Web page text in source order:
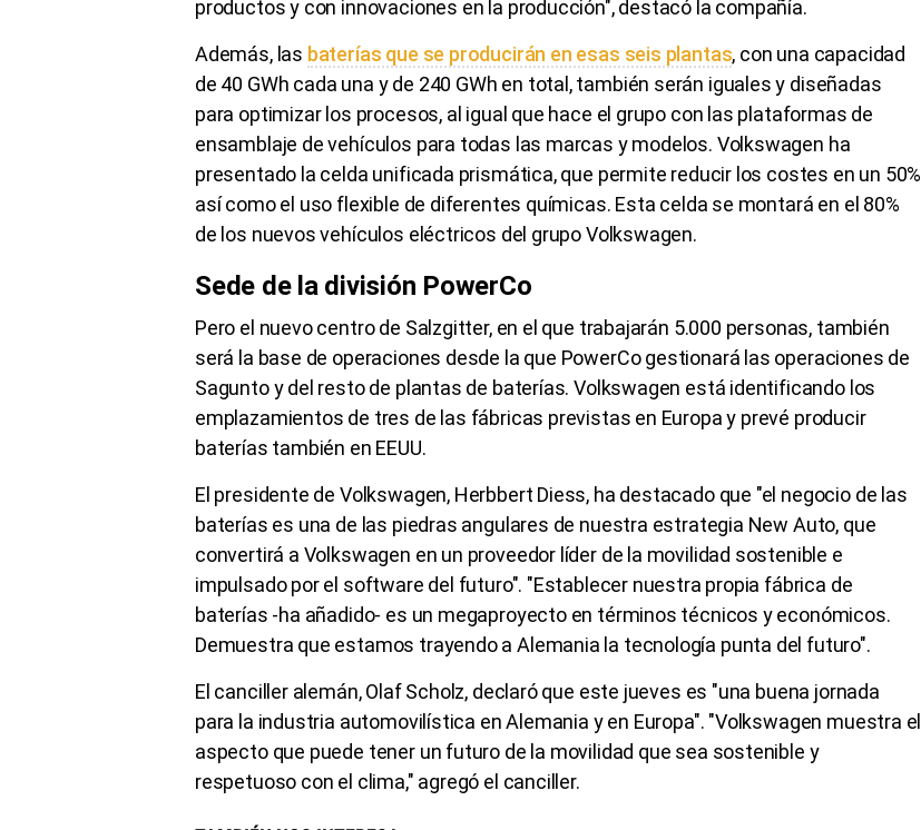
productos y con innovaciones en la producción", destacó la compañía.
Además, las baterías que se producirán en esas seis plantas, con una capacidad
de 40 GWh cada una y de 240 GWh en total, también serán iguales y diseñadas
para optimizar los procesos, al igual que hace el grupo con las plataformas de
ensamblaje de vehículos para todas las marcas y modelos. Volkswagen ha
presentado la celda unificada prismática, que permite reducir los costes en un 50%
así como el uso flexible de diferentes químicas. Esta celda se montará en el 80%
de los nuevos vehículos eléctricos del grupo Volkswagen.
Sede de la división PowerCo
Pero el nuevo centro de Salzgitter, en el que trabajarán 5.000 personas, también
será la base de operaciones desde la que PowerCo gestionará las operaciones de
Sagunto y del resto de plantas de baterías. Volkswagen está identificando los
emplazamientos de tres de las fábricas previstas en Europa y prevé producir
baterías también en EEUU.
El presidente de Volkswagen, Herbbert Diess, ha destacado que "el negocio de las
baterías es una de las piedras angulares de nuestra estrategia New Auto, que
convertirá a Volkswagen en un proveedor líder de la movilidad sostenible e
impulsado por el software del futuro". "Establecer nuestra propia fábrica de
baterías -ha añadido- es un megaproyecto en términos técnicos y económicos.
Demuestra que estamos trayendo a Alemania la tecnología punta del futuro".
El canciller alemán, Olaf Scholz, declaró que este jueves es "una buena jornada
para la industria automovilística en Alemania y en Europa". "Volkswagen muestra el
aspecto que puede tener un futuro de la movilidad que sea sostenible y
respetuoso con el clima," agregó el canciller.